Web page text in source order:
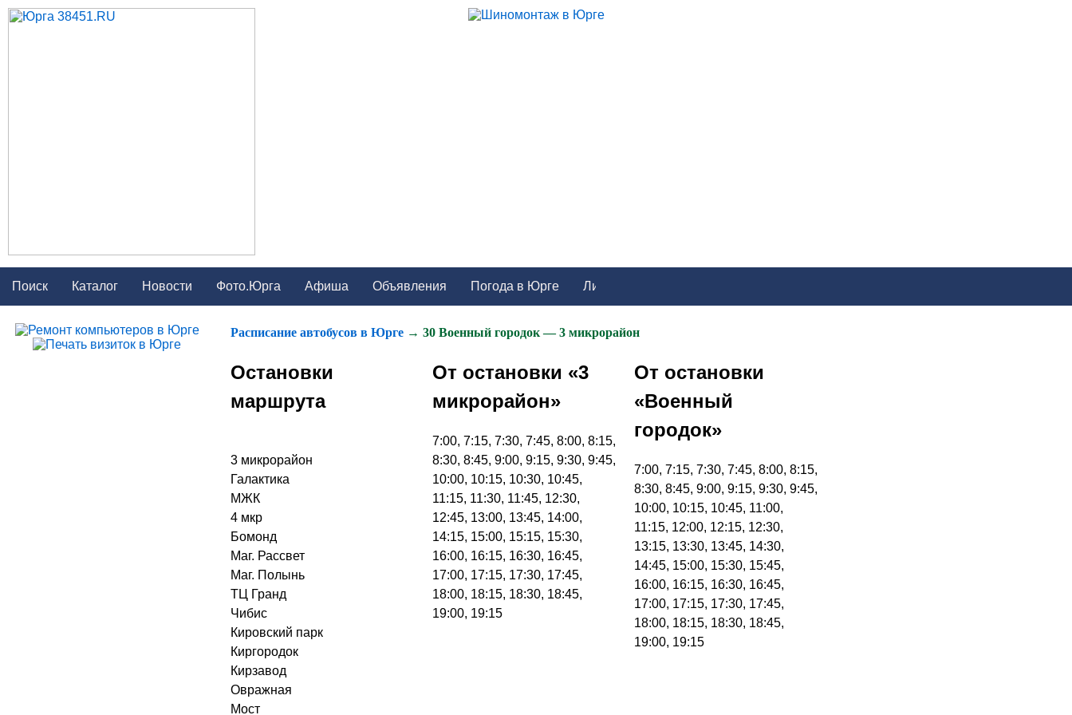
Поиск Каталог Новости Фото.Юрга Афиша Объявления Погода в Юрге
Расписание автобусов в Юрге→ 30 Военный городок — 3 микрорайон
Остановки
маршрута
3 микрорайон
Галактика
МЖК
4 мкр
Бомонд
Маг. Рассвет
Маг. Полынь
ТЦ Гранд
Чибис
Кировский парк
Киргородок
Кирзавод
Овражная
Мост
От остановки «3
микрорайон»
7:00, 7:15, 7:30, 7:45, 8:00, 8:15,
8:30, 8:45, 9:00, 9:15, 9:30, 9:45,
10:00, 10:15, 10:30, 10:45,
11:15, 11:30, 11:45, 12:30,
12:45, 13:00, 13:45, 14:00,
14:15, 15:00, 15:15, 15:30,
16:00, 16:15, 16:30, 16:45,
17:00, 17:15, 17:30, 17:45,
18:00, 18:15, 18:30, 18:45,
19:00, 19:15
От остановки
«Военный
городок»
7:00, 7:15, 7:30, 7:45, 8:00, 8:15,
8:30, 8:45, 9:00, 9:15, 9:30, 9:45,
10:00, 10:15, 10:45, 11:00,
11:15, 12:00, 12:15, 12:30,
13:15, 13:30, 13:45, 14:30,
14:45, 15:00, 15:30, 15:45,
16:00, 16:15, 16:30, 16:45,
17:00, 17:15, 17:30, 17:45,
18:00, 18:15, 18:30, 18:45,
19:00, 19:15